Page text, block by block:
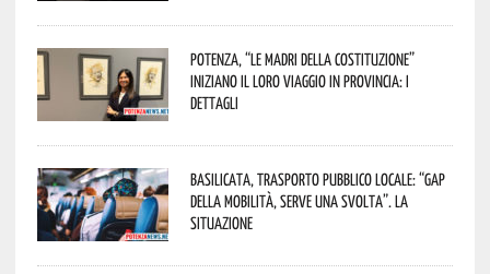
Potenza, “Le Madri della Costituzione”
iniziano il loro viaggio in provincia: i
dettagli
Basilicata, trasporto pubblico locale: “Gap
della mobilità, serve una svolta”. La
situazione